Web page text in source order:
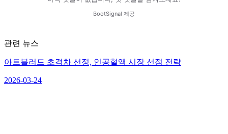
관련 뉴스
아트블러드 초격차 선정, 인공혈액 시장 선점 전략
2026-03-24